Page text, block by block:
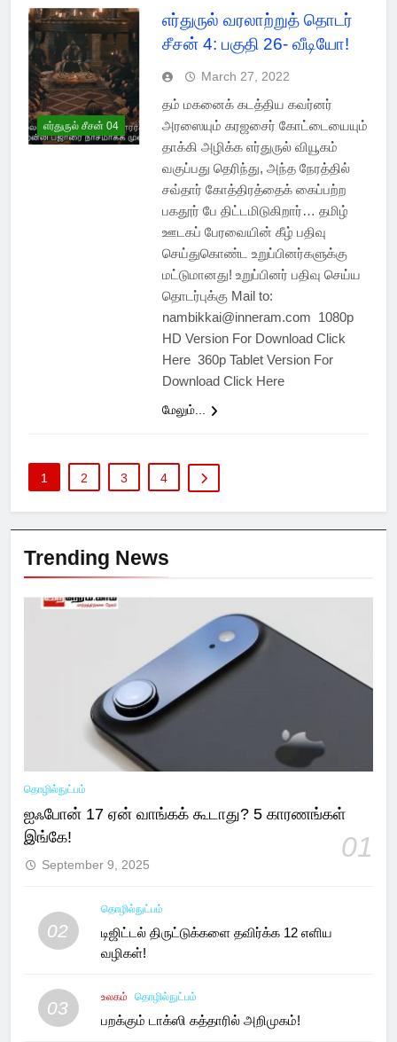
எர்துருல் சீசன் 04
எர்துருல் வரலாற்றுத் தொடர்
சீசன் 4: பகுதி 26- வீடியோ!
March 27, 2022
தம் மகனைக் கடத்திய கவர்னர்
அரஸையும் கரஜசைர் கோட்டையையும்
தாக்கி அழிக்க எர்துருல் வியூகம்
வகுப்பது தெரிந்து, அந்த நேரத்தில்
சவ்தார் கோத்திரத்தைக் கைப்பற்ற
பகதூர் பே திட்டமிடுகிறார்… தமிழ்
ஊடகப் பேரவையின் கீழ் பதிவு
செய்துகொண்ட உறுப்பினர்களுக்கு
மட்டுமானது! உறுப்பினர் பதிவு செய்ய
தொடர்புக்கு Mail to:
nambikkai@inneram.com 1080p
HD Version For Download Click
Here 360p Tablet Version For
Download Click Here
மேலும்...
1 2 3 4
Trending News
தொழில்நுட்பம்
ஐஃபோன் 17 ஏன் வாங்கக் கூடாது? 5 காரணங்கள்
இங்கே!
01
September 9, 2025
02
தொழில்நுட்பம்
டிஜிட்டல் திருட்டுக்களை தவிர்க்க 12 எளிய
வழிகள்!
03
உலகம் தொழில்நுட்பம்
பறக்கும் டாக்ஸி கத்தாரில் அறிமுகம்!